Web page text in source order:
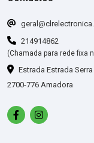
214914862
(Chamada para rede fixa
Estrada Estrada
2700-776 Amadora